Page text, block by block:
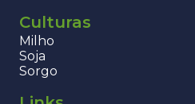
Culturas
Milho
Soja
Sorgo